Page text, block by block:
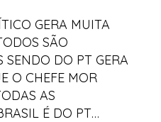
GERA MUITA
SÃO
DO PT GERA
O CHEFE MOR
AS
É DO PT…